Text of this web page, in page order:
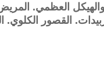
والهيكل العظمي.
القصور الكلوي.